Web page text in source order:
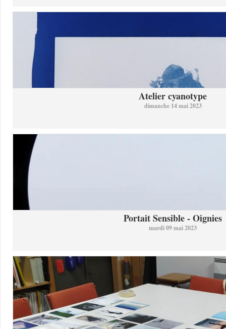
Atelier cyanotype
dimanche 14 mai 2023
Portait Sensible - Oignies
mardi 09 mai 2023